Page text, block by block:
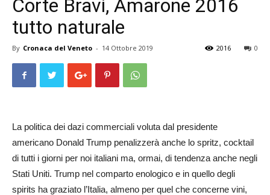
Corte Bravi, Amarone 2016
tutto naturale
By Cronaca del Veneto - 14 Ottobre 2019 0
2016
La politica dei dazi commerciali voluta dal presidente
americano Donald Trump penalizzerà anche lo spritz, cocktail
di tutti i giorni per noi italiani ma, ormai, di tendenza anche negli
Stati Uniti. Trump nel comparto enologico e in quello degli
spirits ha graziato l’Italia, almeno per quel che concerne vini,